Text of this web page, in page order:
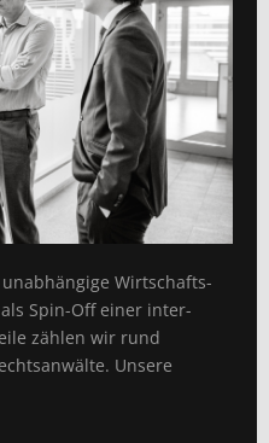
Wirtschafts­
Spin-Off einer inter­
zählen wir rund
Unsere